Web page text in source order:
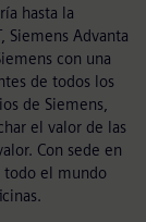
hasta la
Siemens Advanta
con una
de todos los
de Siemens,
el valor de las
Con sede en
todo el mundo